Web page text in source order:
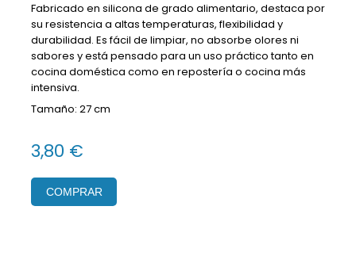
Fabricado en silicona de grado alimentario, destaca por
su resistencia a altas temperaturas, flexibilidad y
durabilidad. Es fácil de limpiar, no absorbe olores ni
sabores y está pensado para un uso práctico tanto en
cocina doméstica como en repostería o cocina más
intensiva.
Tamaño: 27 cm
3,80 €
COMPRAR